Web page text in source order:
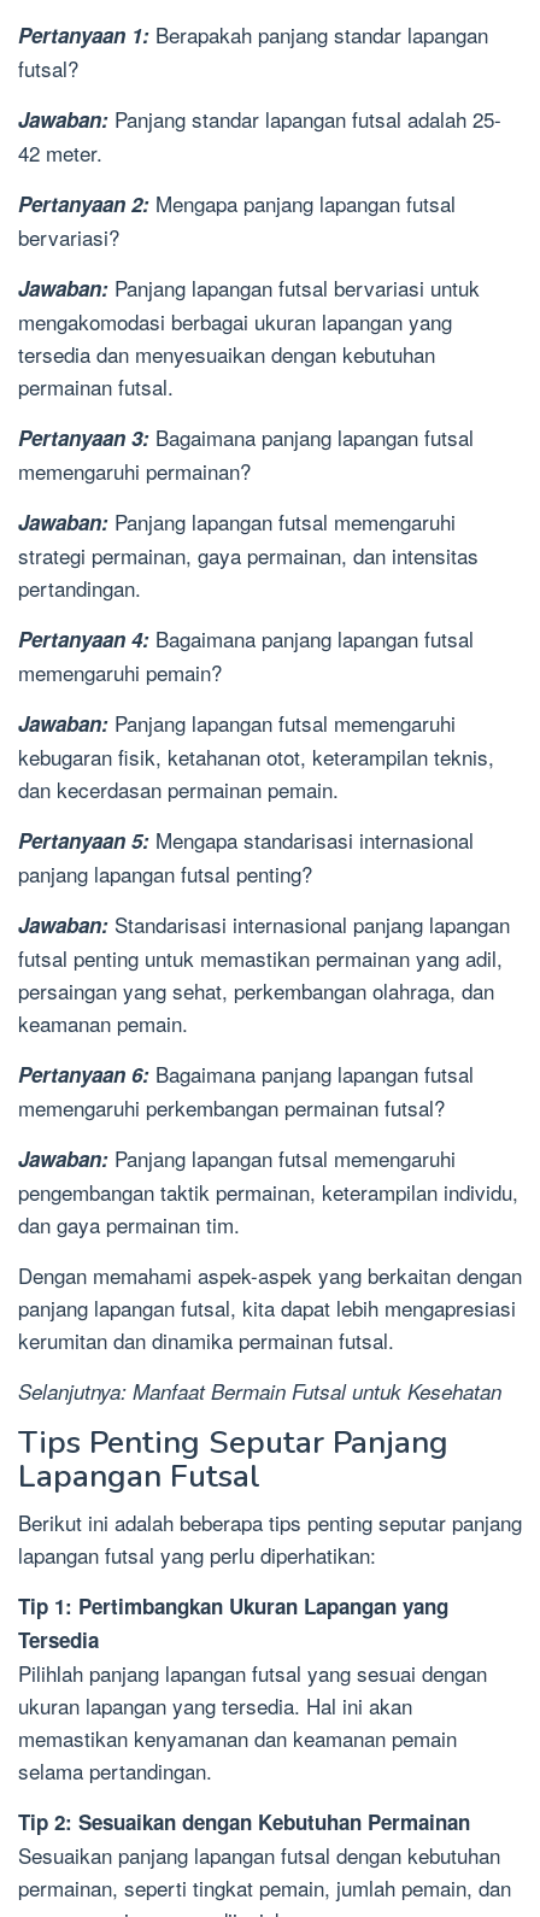
Pertanyaan 1: Berapakah panjang standar lapangan
futsal?
Jawaban: Panjang standar lapangan futsal adalah 25-
42 meter.
Pertanyaan 2: Mengapa panjang lapangan futsal
bervariasi?
Jawaban: Panjang lapangan futsal bervariasi untuk
mengakomodasi berbagai ukuran lapangan yang
tersedia dan menyesuaikan dengan kebutuhan
permainan futsal.
Pertanyaan 3: Bagaimana panjang lapangan futsal
memengaruhi permainan?
Jawaban: Panjang lapangan futsal memengaruhi
strategi permainan, gaya permainan, dan intensitas
pertandingan.
Pertanyaan 4: Bagaimana panjang lapangan futsal
memengaruhi pemain?
Jawaban: Panjang lapangan futsal memengaruhi
kebugaran fisik, ketahanan otot, keterampilan teknis,
dan kecerdasan permainan pemain.
Pertanyaan 5: Mengapa standarisasi internasional
panjang lapangan futsal penting?
Jawaban: Standarisasi internasional panjang lapangan
futsal penting untuk memastikan permainan yang adil,
persaingan yang sehat, perkembangan olahraga, dan
keamanan pemain.
Pertanyaan 6: Bagaimana panjang lapangan futsal
memengaruhi perkembangan permainan futsal?
Jawaban: Panjang lapangan futsal memengaruhi
pengembangan taktik permainan, keterampilan individu,
dan gaya permainan tim.
Dengan memahami aspek-aspek yang berkaitan dengan
panjang lapangan futsal, kita dapat lebih mengapresiasi
kerumitan dan dinamika permainan futsal.
Selanjutnya: Manfaat Bermain Futsal untuk Kesehatan
Tips Penting Seputar Panjang
Lapangan Futsal
Berikut ini adalah beberapa tips penting seputar panjang
lapangan futsal yang perlu diperhatikan:
Tip 1: Pertimbangkan Ukuran Lapangan yang
Tersedia
Pilihlah panjang lapangan futsal yang sesuai dengan
ukuran lapangan yang tersedia. Hal ini akan
memastikan kenyamanan dan keamanan pemain
selama pertandingan.
Tip 2: Sesuaikan dengan Kebutuhan Permainan
Sesuaikan panjang lapangan futsal dengan kebutuhan
permainan, seperti tingkat pemain, jumlah pemain, dan